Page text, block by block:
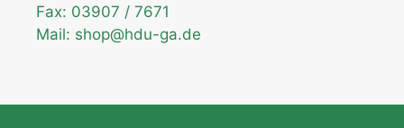
Fax: 03907 / 7671
Mail: shop@hdu-ga.de